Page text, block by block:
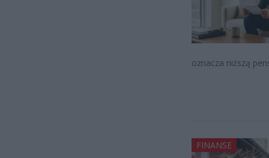
oznacza niższą
FINANSE